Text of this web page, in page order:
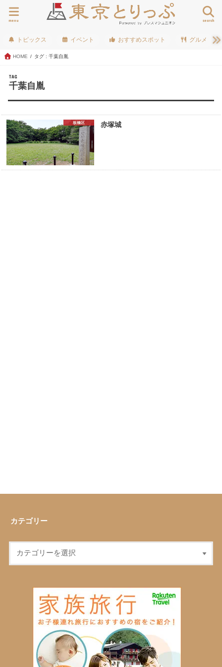
search
menu
トピックス イベント おすすめスポット グルメ
HOME タグ : 千葉自胤
TAG
千葉自胤
板橋区 赤塚城
カテゴリー